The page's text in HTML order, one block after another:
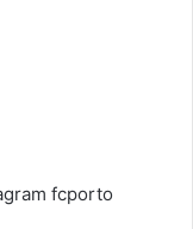
fcporto